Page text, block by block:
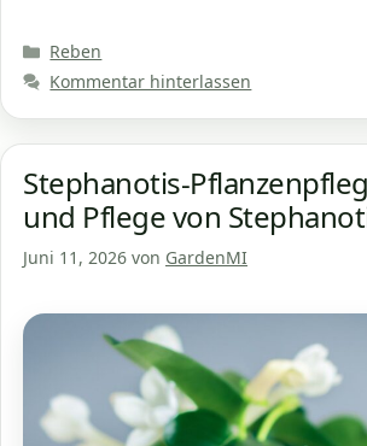
Kategorien
Reben
Kommentar hinterlassen
Stephanotis-
und Pflege von
Juni 11, 2026 von GardenMI